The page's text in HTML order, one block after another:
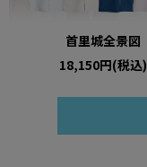
首里城全景図
18,150円(税込)